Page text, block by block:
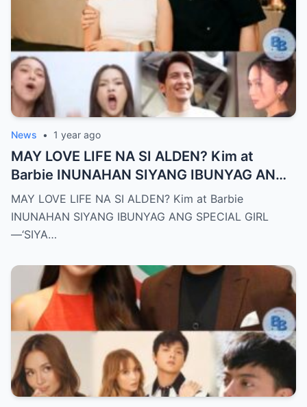
News • 1 year ago
MAY LOVE LIFE NA SI ALDEN? Kim at
Barbie INUNAHAN SIYANG IBUNYAG ANG
SPECIAL GIRL—‘SIYA ANG TUNAY NA
INIINGATAN NIYA!’
MAY LOVE LIFE NA SI ALDEN? Kim at Barbie
INUNAHAN SIYANG IBUNYAG ANG SPECIAL GIRL
—‘SIYA…